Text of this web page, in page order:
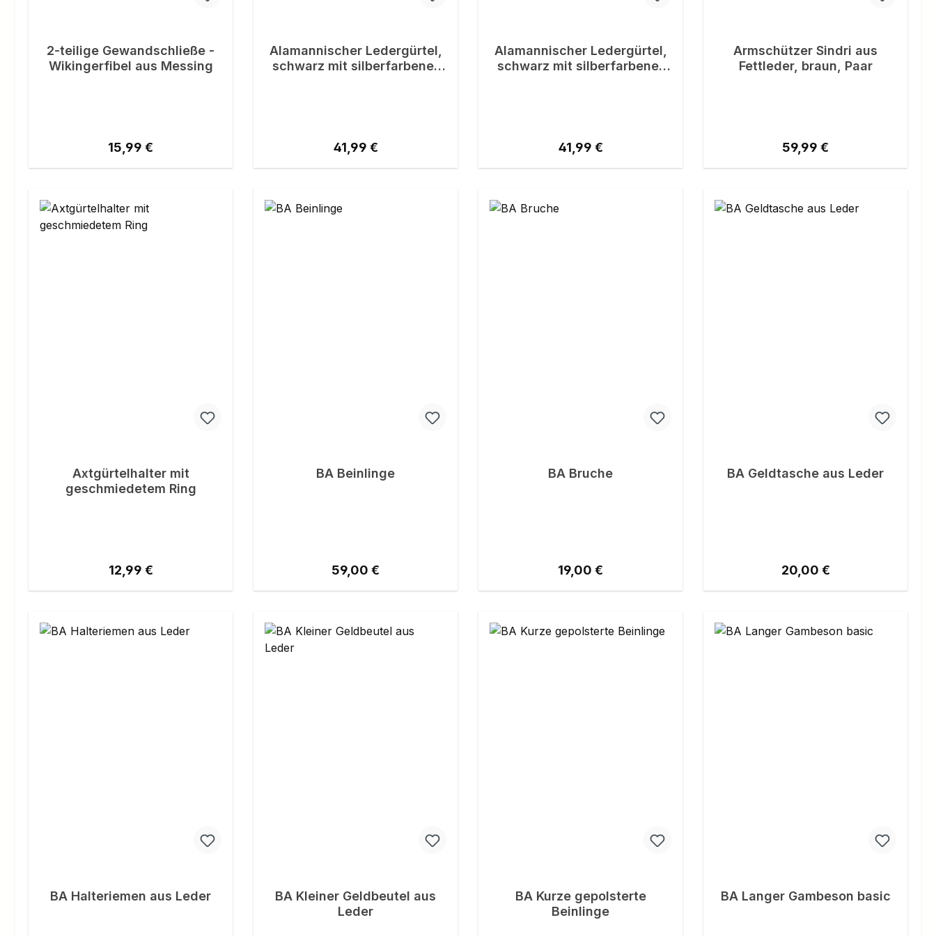
2-teilige Gewandschließe -
Wikingerfibel aus Messing
Regulärer Preis:
15,99 €
Alamannischer Ledergürtel,
schwarz mit silberfarbener
Regulärer Preis:
41,99 €
Alamannischer Ledergürtel,
schwarz mit silberfarbener
Regulärer Preis:
41,99 €
Armschützer Sindri aus
Fettleder, braun, Paar
Regulärer Preis:
59,99 €
Axtgürtelhalter mit
geschmiedetem Ring
Regulärer Preis:
12,99 €
BA Beinlinge
Regulärer Preis:
59,00 €
BA Bruche
Regulärer Preis:
19,00 €
BA Geldtasche aus Leder
Regulärer Preis:
20,00 €
BA Halteriemen aus Leder
BA Kleiner Geldbeutel aus
Leder
BA Kurze gepolsterte
Beinlinge
BA Langer Gambeson basic